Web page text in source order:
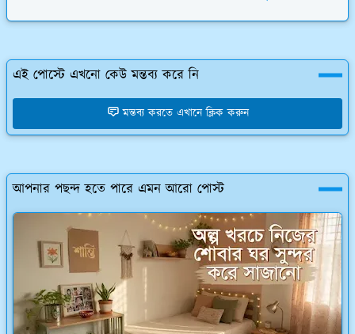
এই পোস্টে এখনো কেউ মন্তব্য করে নি
মন্তব্য করতে এখানে ক্লিক করুন
আপনার পছন্দ হতে পারে এমন আরো পোস্ট